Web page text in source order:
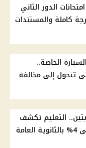
الدور الثاني
كاملة والمستندات
الخاصة..
تتحول إلى مخالفة
التعليم تكشف